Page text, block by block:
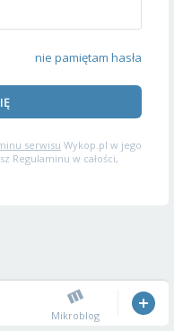
nie pamiętam hasła
serwisu Wykop.pl w jego
Regulaminu w całości,
Mikroblog